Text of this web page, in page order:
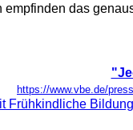
das
https://www.vbe.de/
Frühkindliche